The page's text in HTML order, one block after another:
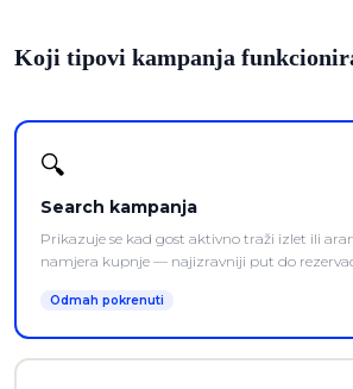
Koji tipovi kampanja
🔍
Search kampanja
Prikazuje se kad gost aktivno traži izlet ili
namjera kupnje — najizravniji put do
Odmah pokrenuti